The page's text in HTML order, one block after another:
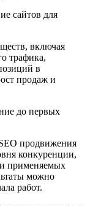
сайтов для
включая
трафика,
в
продаж и
до первых
продвижения
конкуренции,
применяемых
можно
работ.